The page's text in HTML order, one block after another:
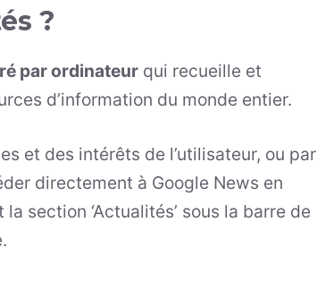
?
par ordinateur qui recueille et
d’information du monde entier.
et des intérêts de l’utilisateur, ou par
directement à Google News en
section ‘Actualités’ sous la barre de